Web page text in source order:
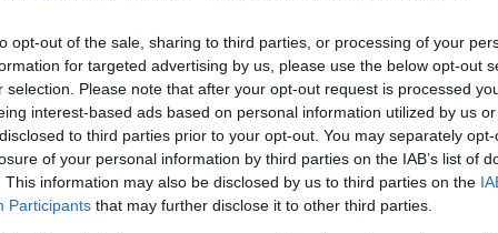
opt-out of the sale, sharing to third parties, or processing of your
for targeted advertising by us, please use the below opt-out
selection. Please note that after your opt-out request is processed
interest-based ads based on personal information utilized by us
to third parties prior to your opt-out. You may separately
of your personal information by third parties on the IAB’s list of
This information may also be disclosed by us to third parties on the
Participants that may further disclose it to other third parties.
valutazione adottati e, quindi, sul risultato
durevole seguono il criterio del costomentre i titoli
valore di mercato.
richieste